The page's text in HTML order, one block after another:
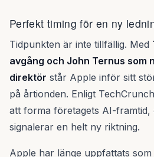
Perfekt timing för en ny
Tidpunkten är inte tillfällig. Med
avgång och John Ternus som
direktör står Apple inför sitt
på årtionden. Enligt
att forma företagets AI-framtid,
signalerar en helt ny riktning.
Apple har länge uppfattats